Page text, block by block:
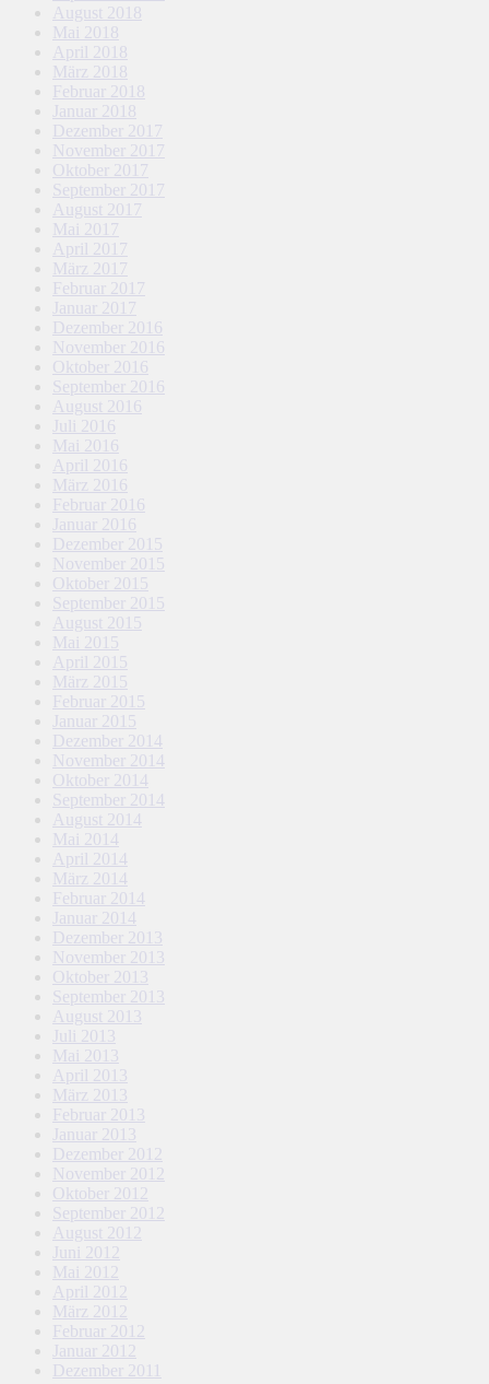
August 2018
Mai 2018
April 2018
März 2018
Februar 2018
Januar 2018
Dezember 2017
November 2017
Oktober 2017
September 2017
August 2017
Mai 2017
April 2017
März 2017
Februar 2017
Januar 2017
Dezember 2016
November 2016
Oktober 2016
September 2016
August 2016
Juli 2016
Mai 2016
April 2016
März 2016
Februar 2016
Januar 2016
Dezember 2015
November 2015
Oktober 2015
September 2015
August 2015
Mai 2015
April 2015
März 2015
Februar 2015
Januar 2015
Dezember 2014
November 2014
Oktober 2014
September 2014
August 2014
Mai 2014
April 2014
März 2014
Februar 2014
Januar 2014
Dezember 2013
November 2013
Oktober 2013
September 2013
August 2013
Juli 2013
Mai 2013
April 2013
März 2013
Februar 2013
Januar 2013
Dezember 2012
November 2012
Oktober 2012
September 2012
August 2012
Juni 2012
Mai 2012
April 2012
März 2012
Februar 2012
Januar 2012
Dezember 2011